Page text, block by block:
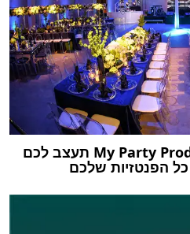
מלכת האירועים: My Party Production תעצב לכם
הפנטזיות שלכם